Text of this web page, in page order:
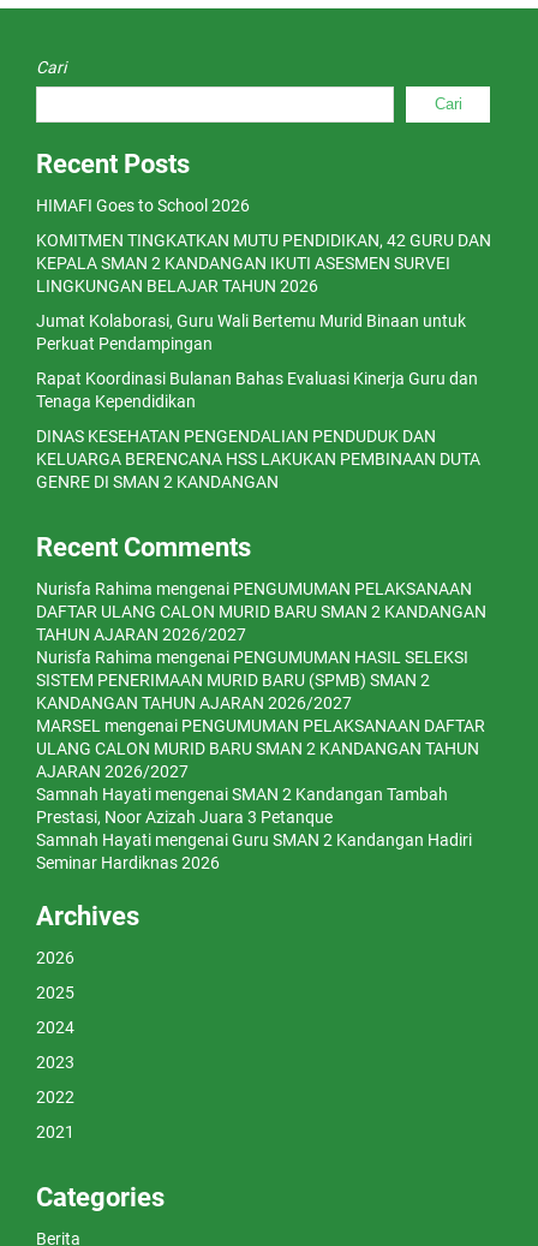
Cari
Cari
Recent Posts
HIMAFI Goes to School 2026
KOMITMEN TINGKATKAN MUTU PENDIDIKAN, 42 GURU DAN
KEPALA SMAN 2 KANDANGAN IKUTI ASESMEN SURVEI
LINGKUNGAN BELAJAR TAHUN 2026
Jumat Kolaborasi, Guru Wali Bertemu Murid Binaan untuk
Perkuat Pendampingan
Rapat Koordinasi Bulanan Bahas Evaluasi Kinerja Guru dan
Tenaga Kependidikan
DINAS KESEHATAN PENGENDALIAN PENDUDUK DAN
KELUARGA BERENCANA HSS LAKUKAN PEMBINAAN DUTA
GENRE DI SMAN 2 KANDANGAN
Recent Comments
Nurisfa Rahima mengenai PENGUMUMAN PELAKSANAAN
DAFTAR ULANG CALON MURID BARU SMAN 2 KANDANGAN
TAHUN AJARAN 2026/2027
Nurisfa Rahima mengenai PENGUMUMAN HASIL SELEKSI
SISTEM PENERIMAAN MURID BARU (SPMB) SMAN 2
KANDANGAN TAHUN AJARAN 2026/2027
MARSEL mengenai PENGUMUMAN PELAKSANAAN DAFTAR
ULANG CALON MURID BARU SMAN 2 KANDANGAN TAHUN
AJARAN 2026/2027
Samnah Hayati mengenaiSMAN 2 Kandangan Tambah
Prestasi, Noor Azizah Juara 3 Petanque
Samnah Hayati mengenaiGuru SMAN 2 Kandangan Hadiri
Seminar Hardiknas 2026
Archives
2026
2025
2024
2023
2022
2021
Categories
Berita